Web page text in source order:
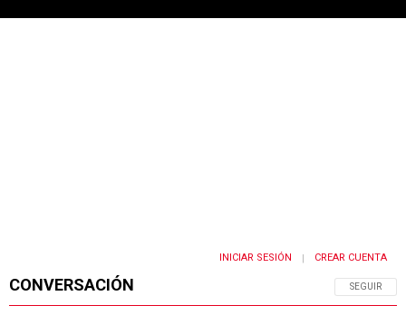
CONVERSACIÓN SIGA ESTA
SEGUIR
INICIAR SESIÓN | CREAR CUENTA